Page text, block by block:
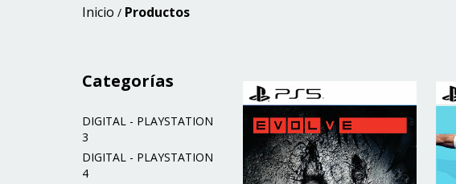
Inicio / Productos
Categorías
DIGITAL - PLAYSTATION
3
DIGITAL - PLAYSTATION
4